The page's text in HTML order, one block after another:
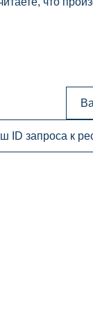
ID запроса к